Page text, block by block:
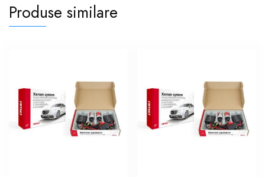
Produse similare